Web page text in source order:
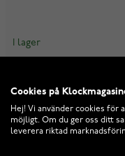
I lager
1 199,00 Kr
Cookies på
Hej! Vi använder cookies för
möjligt. Om du ger oss ditt
leverera riktad